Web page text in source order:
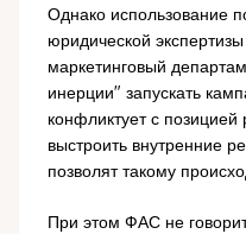
Однако использование
юридической
маркетинговый
инерции" запускать
конфликтует с
выстроить внутренние
позволят такому
При этом ФАС не